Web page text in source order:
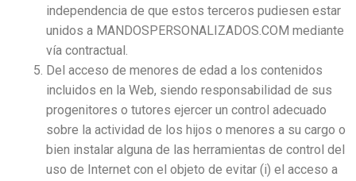
independencia de que estos terceros pudiesen estar
unidos a MANDOSPERSONALIZADOS.COM mediante
vía contractual.
Del acceso de menores de edad a los contenidos
incluidos en la Web, siendo responsabilidad de sus
progenitores o tutores ejercer un control adecuado
sobre la actividad de los hijos o menores a su cargo o
bien instalar alguna de las herramientas de control del
uso de Internet con el objeto de evitar (i) el acceso a